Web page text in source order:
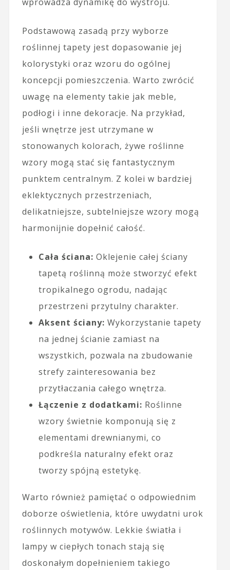
Podstawową zasadą przy wyborze
roślinnej tapety jest dopasowanie jej
kolorystyki oraz wzoru do ogólnej
koncepcji pomieszczenia. Warto zwrócić
uwagę na elementy takie jak meble,
podłogi i inne dekoracje. Na przykład,
jeśli wnętrze jest utrzymane w
stonowanych kolorach, żywe roślinne
wzory mogą stać się fantastycznym
punktem centralnym. Z kolei w bardziej
eklektycznych przestrzeniach,
delikatniejsze, subtelniejsze wzory mogą
harmonijnie dopełnić całość.
Cała ściana: Oklejenie całej ściany
tapetą roślinną może stworzyć efekt
tropikalnego ogrodu, nadając
przestrzeni przytulny charakter.
Aksent ściany: Wykorzystanie tapety
na jednej ścianie zamiast na
wszystkich, pozwala na zbudowanie
strefy zainteresowania bez
przytłaczania całego wnętrza.
Łączenie z dodatkami: Roślinne
wzory świetnie komponują się z
elementami drewnianymi, co
podkreśla naturalny efekt oraz
tworzy spójną estetykę.
Warto również pamiętać o odpowiednim
doborze oświetlenia, które uwydatni urok
roślinnych motywów. Lekkie światła i
lampy w ciepłych tonach stają się
doskonałym dopełnieniem takiego